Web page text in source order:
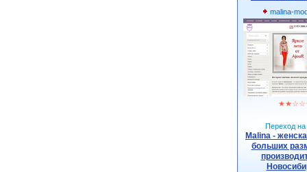
malina-
★★☆☆
Переход на
Malina -
больших